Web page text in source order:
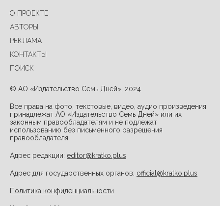
О ПРОЕКТЕ
АВТОРЫ
РЕКЛАМА
КОНТАКТЫ
ПОИСК
© АО «Издательство Семь Дней», 2024.
Все права на фото, текстовые, видео, аудио произведения
принадлежат АО «Издательство Семь Дней» или их
законным правообладателям и не подлежат
использованию без письменного разрешения
правообладателя.
Адрес редакции: editor@kratko.plus
Адрес для государственных органов: official@kratko.plus
Политика конфиденциальности